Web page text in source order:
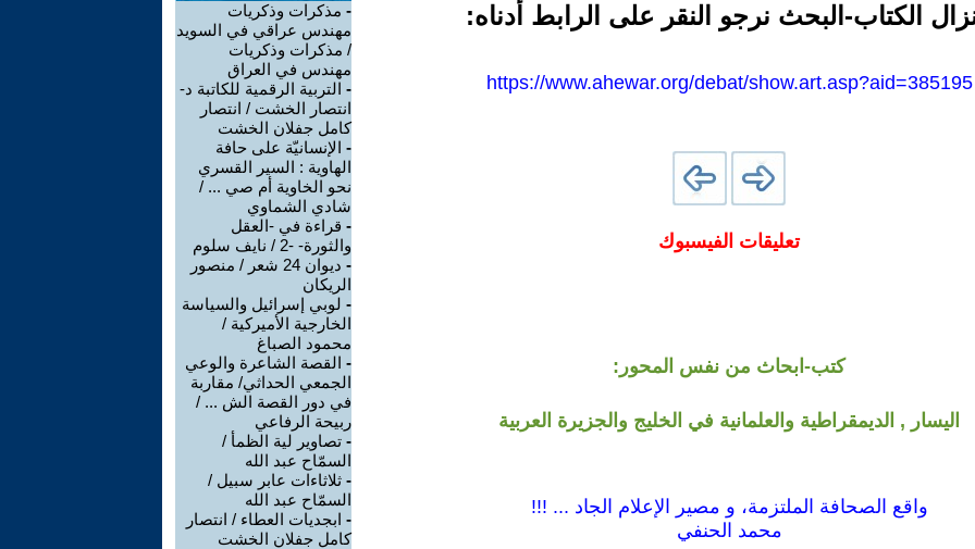
الكتاب-البحث نرجو النقر على الرابط أدناه:
https://www.ahewar.org/debat/show.art.asp?aid=385195
تعليقات الفيسبوك
كتب-ابحاث من نفس المحور:
اليسار , الديمقراطية والعلمانية في الخليج والجزيرة العربية
واقع الصحافة الملتزمة، و مصير الإعلام الجاد ... !!!
محمد الحنفي
- مذكرات وذكريات
مهندس عراقي في السويد
/ مذكرات وذكريات
مهندس في العراق
- التربية الرقمية للكاتبة د-
انتصار الخشت / انتصار
كامل جفلان الخشت
- الإنسانيّة على حافة
الهاوية : السير القسري
نحو الخاوية أم صي ... /
شادي الشماوي
- قراءة في -العقل
والثورة- -2 / نايف سلوم
-
ديوان 24 شعر / منصور
الريكان
- لوبي إسرائيل والسياسة
الخارجية الأميركية /
محمود الصباغ
- القصة الشاعرة والوعي
الجمعي الحداثي/ مقاربة
في دور القصة الش ... /
ربيحة الرفاعي
- تصاوير لية الظمأ /
السمّاح عبد الله
- ثلاثاءات عابر سبيل /
السمّاح عبد الله
- ابجديات العطاء / انتصار
كامل جفلان الخشت